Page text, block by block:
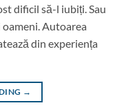
dificil să-l iubiți. Sau
Autoarea
din experiența
→